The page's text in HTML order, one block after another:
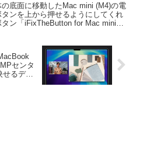
の底面に移動したMac mini (M4)の電
タンを上から押せるようにしてくれ
タン「iFixTheButton for Mac mini
センタ
せるデス